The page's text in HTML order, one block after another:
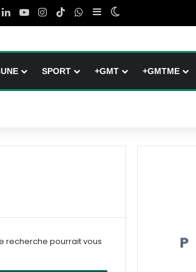
LinkedinYouTubeInstagram
TikTokWhatsApp
Sidebar (barre latérale)
SPORT +GMT +GMTME
recherche pourrait vous